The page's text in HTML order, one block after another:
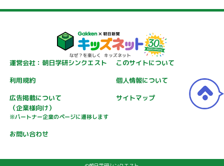
運営会社：朝日学研シンクエスト
このサイトについて
利用規約
個人情報について
広告掲載について
（企業様向け）
※パートナー企業のページに遷移します
サイトマップ
お問い合わせ